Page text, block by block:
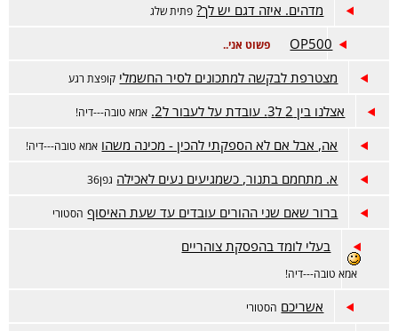
מדהים. איזה דגם יש לך? פתית שלג
OP500 פשוט אני..
מצטרפת לבקשה למתכונים לסיר החשמלי קופצת רגע
אצלנו בין 2 ל3. עובדת על לעבור ל2. אמא טובה---דיה!
אה, אבל אם לא הספקתי להכין - מכינה משהו אמא טובה---דיה!
א. מתחמם בתנור, כשמגיעים נעים לאכילה גפן36
ברור שאם שני ההורים עובדים עד שעת האיסוף הסטורי
בעלי לומד בהפסקת צוהריים
אמא טובה---דיה!
אשריכם הסטורי